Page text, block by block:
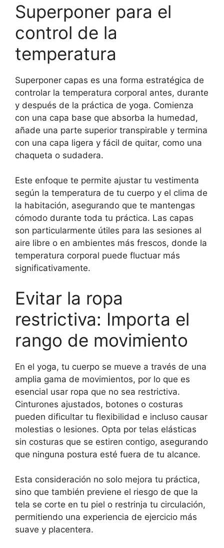
Superponer para el
control de la
temperatura
Superponer capas es una forma estratégica de
controlar la temperatura corporal antes, durante
y después de la práctica de yoga. Comienza
con una capa base que absorba la humedad,
añade una parte superior transpirable y termina
con una capa ligera y fácil de quitar, como una
chaqueta o sudadera.
Este enfoque te permite ajustar tu vestimenta
según la temperatura de tu cuerpo y el clima de
la habitación, asegurando que te mantengas
cómodo durante toda tu práctica. Las capas
son particularmente útiles para las sesiones al
aire libre o en ambientes más frescos, donde la
temperatura corporal puede fluctuar más
significativamente.
Evitar la ropa
restrictiva: Importa el
rango de movimiento
En el yoga, tu cuerpo se mueve a través de una
amplia gama de movimientos, por lo que es
esencial usar ropa que no sea restrictiva.
Cinturones ajustados, botones o costuras
pueden dificultar tu flexibilidad e incluso causar
molestias o lesiones. Opta por telas elásticas
sin costuras que se estiren contigo, asegurando
que ninguna postura esté fuera de tu alcance.
Esta consideración no solo mejora tu práctica,
sino que también previene el riesgo de que la
tela se corte en tu piel o restrinja tu circulación,
permitiendo una experiencia de ejercicio más
suave y placentera.